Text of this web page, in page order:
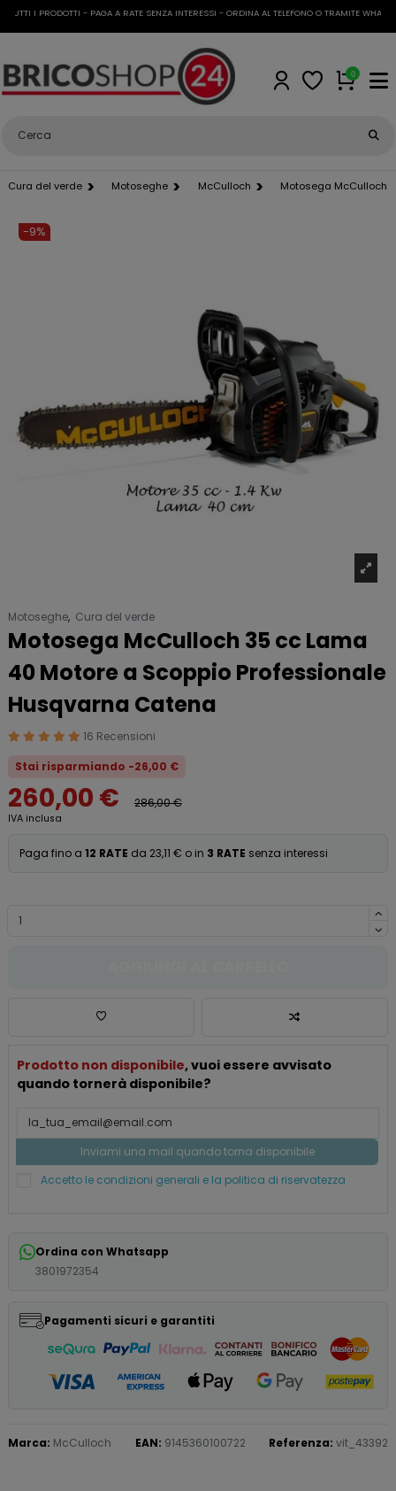
I PRODOTTI - PAGA A RATE SENZA INTERESSI - ORDINA AL TELEFONO O TRAMITE WHATSAPP
0
Cura del verde Motoseghe McCulloch Motosega McCulloch
-9%
Motoseghe, Cura del verde
Motosega McCulloch 35 cc Lama
40 Motore a Scoppio Professionale
Husqvarna Catena
16 Recensioni
Stai risparmiando -26,00 €
260,00 € 286,00 €
IVA inclusa
Paga fino a 12 RATE da 23,11 € o in 3 RATE senza interessi
Prodotto non disponibile, vuoi essere avvisato
quando tornerà disponibile?
Accetto le condizioni generali e la politica di riservatezza
Ordina con Whatsapp
3801972354
Pagamenti sicuri e garantiti
Marca: McCulloch EAN: 9145360100722 Referenza: vit_43392